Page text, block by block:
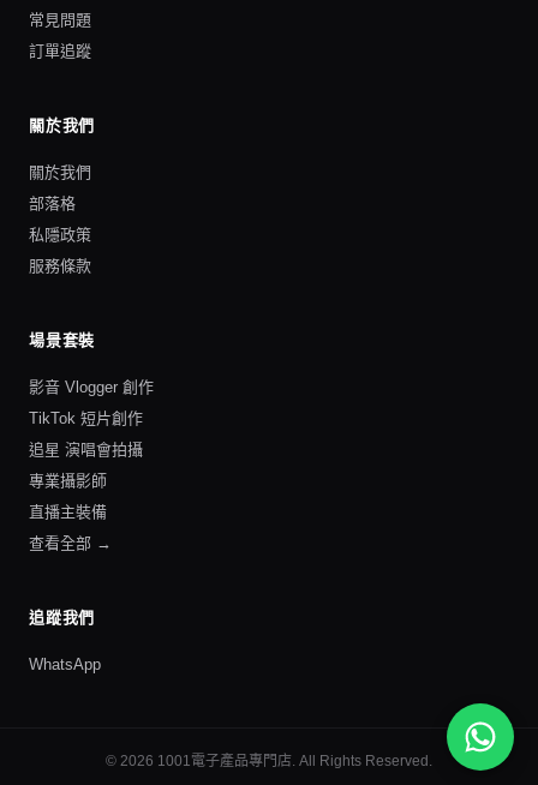
常見問題
訂單追蹤
關於我們
關於我們
部落格
私隱政策
服務條款
場景套裝
影音 Vlogger 創作
TikTok 短片創作
追星 演唱會拍攝
專業攝影師
直播主裝備
查看全部 →
追蹤我們
WhatsApp
© 2026 1001電子產品專門店. All Rights Reserved.